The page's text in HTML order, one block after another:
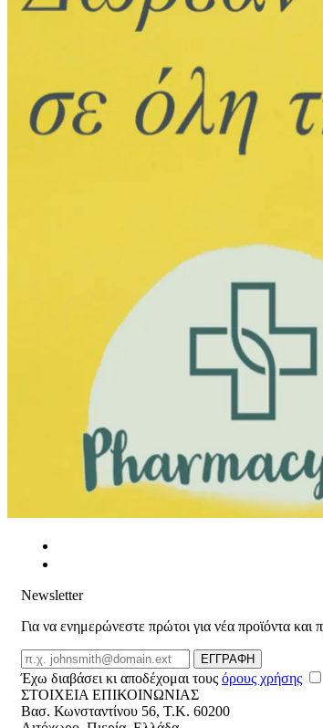
Newsletter
Για να ενημερώνεστε πρώτοι για νέα προϊόντα
Email
ΕΓΓΡΑΦΗ
Έχω διαβάσει κι αποδέχομαι τους όρους χρήσης
ΣΤΟΙΧΕΙΑ ΕΠΙΚΟΙΝΩΝΙΑΣ
Βασ. Κωνσταντίνου 56, T.K. 60200